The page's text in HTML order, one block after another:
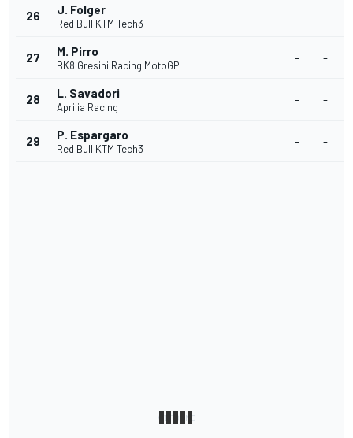
26 J. Folger
Red Bull KTM Tech3
- -
27 M. Pirro
BK8 Gresini Racing MotoGP
- -
28 L. Savadori
Aprilia Racing
- -
29 P. Espargaro
Red Bull KTM Tech3
- -